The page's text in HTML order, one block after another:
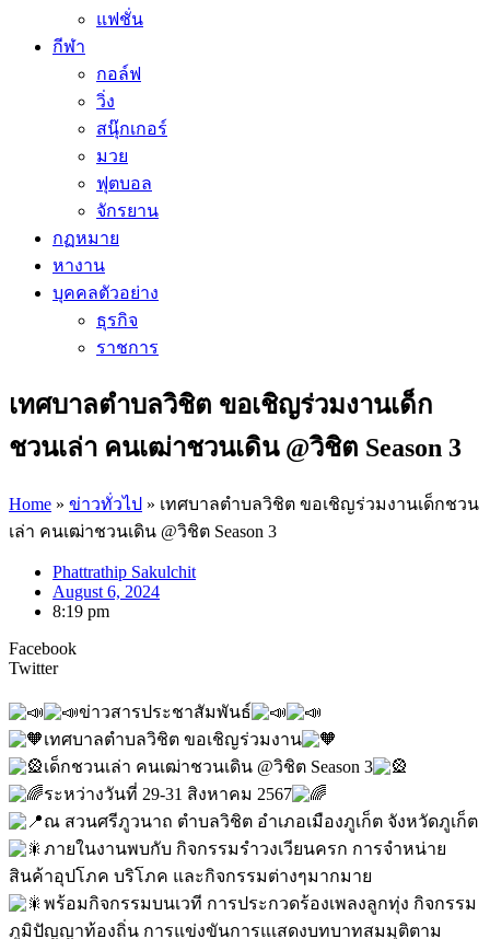
แฟชั่น
กีฬา
กอล์ฟ
วิ่ง
สนุ๊กเกอร์
มวย
ฟุตบอล
จักรยาน
กฏหมาย
หางาน
บุคคลตัวอย่าง
ธุรกิจ
ราชการ
เทศบาลตำบลวิชิต ขอเชิญร่วมงานเด็ก
ชวนเล่า คนเฒ่าชวนเดิน @วิชิต Season 3
Home » ข่าวทั่วไป » เทศบาลตำบลวิชิต ขอเชิญร่วมงานเด็กชวน
เล่า คนเฒ่าชวนเดิน @วิชิต Season 3
Phattrathip Sakulchit
August 6, 2024
8:19 pm
Facebook
Twitter
ข่าวสารประชาสัมพันธ์
เทศบาลตำบลวิชิต ขอเชิญร่วมงาน
เด็กชวนเล่า คนเฒ่าชวนเดิน @วิชิต Season 3
ระหว่างวันที่ 29-31 สิงหาคม 2567
ณ สวนศรีภูวนาถ ตำบลวิชิต อำเภอเมืองภูเก็ต จังหวัดภูเก็ต
ภายในงานพบกับ กิจกรรมรำวงเวียนครก การจำหน่าย
สินค้าอุปโภค บริโภค และกิจกรรมต่างๆมากมาย
พร้อมกิจกรรมบนเวที การประกวดร้องเพลงลูกทุ่ง กิจกรรม
ภูมิปัญญาท้องถิ่น การแข่งขันการแเสดงบทบาทสมมุติตาม